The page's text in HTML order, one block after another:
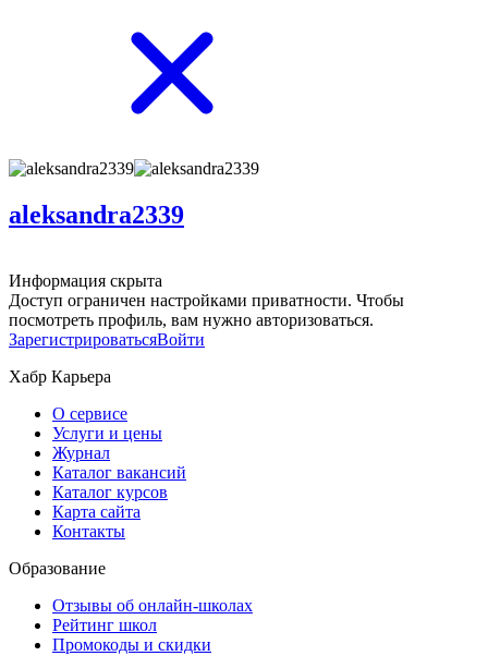
aleksandra2339
Информация скрыта
Доступ ограничен настройками приватности. Чтобы
посмотреть профиль, вам нужно авторизоваться.
ЗарегистрироватьсяВойти
Хабр Карьера
О сервисе
Услуги и цены
Журнал
Каталог вакансий
Каталог курсов
Карта сайта
Контакты
Образование
Отзывы об онлайн-школах
Рейтинг школ
Промокоды и скидки